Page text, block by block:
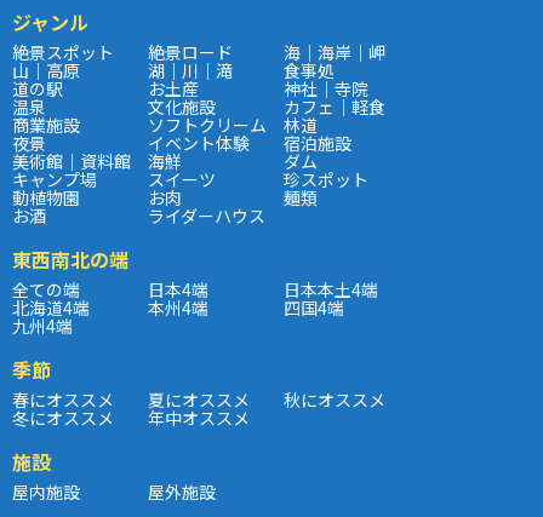
ジャンル
絶景スポット 絶景ロード 海｜海岸｜岬
山｜高原 湖｜川｜滝 食事処
道の駅 お土産 神社｜寺院
温泉 文化施設 カフェ｜軽食
商業施設 ソフトクリーム 林道
夜景 イベント体験 宿泊施設
美術館｜資料館 海鮮 ダム
キャンプ場 スイーツ 珍スポット
動植物園 お肉 麺類
お酒 ライダーハウス
東西南北の端
全ての端 日本4端 日本本土4端
北海道4端 本州4端 四国4端
九州4端
季節
春にオススメ 夏にオススメ 秋にオススメ
冬にオススメ 年中オススメ
施設
屋内施設 屋外施設